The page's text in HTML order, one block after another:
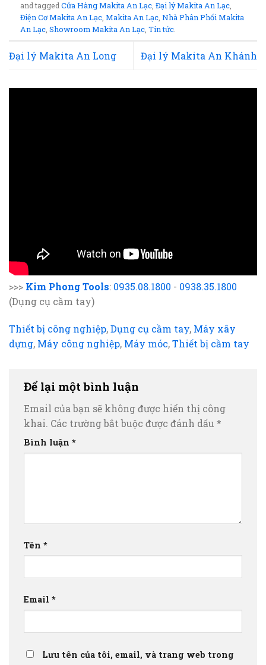
and taggedCửa Hàng Makita An Lạc ,Đại lý Makita An Lạc
Điện Cơ Makita An Lạc ,Makita An Lạc ,Nhà Phân Phối Makita
An Lạc ,Showroom Makita An Lạc ,Tin tức
Đại lý Makita An Long Đại lý Makita An Khánh
>>> Kim Phong Tools: 0935.08.1800 - 0938.35.1800
(Dụng cụ cầm tay)
Thiết bị công nghiệp,Dụng cụ cầm tay, Máy xây
dựng, Máy công nghiệp, Máy móc,Thiết bị cầm tay
Để lại một bình luận
Email của bạn sẽ không được hiển thị công
khai. Các trường bắt buộc được đánh dấu *
Bình luận *
Tên *
Email *
Lưu tên của tôi, email, và trang web trong